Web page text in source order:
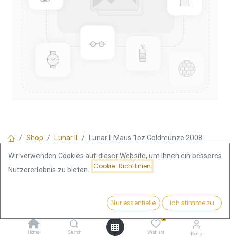
3.744,44€ Kaufen
Home Search
0
Wishlist Konto
Shop Lunar II Lunar II Maus 1oz Goldmünze 2008
Lunar II Maus 1oz Goldmünze
3.744,44€
Umsatzsteuerfrei
Wir verwenden Cookies auf dieser Website, um Ihnen ein besseres
Nutzererlebnis zu bieten.
Cookie-Richtlinien
Nur essentielle Ich stimme zu